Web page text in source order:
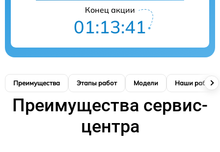
Конец акции
01:13:40
Преимущества Этапы работ Модели Наши работы
Преимущества сервис-
центра